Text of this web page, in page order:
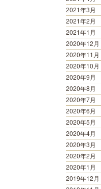
2021年3月
2021年2月
2021年1月
2020年12月
2020年11月
2020年10月
2020年9月
2020年8月
2020年7月
2020年6月
2020年5月
2020年4月
2020年3月
2020年2月
2020年1月
2019年12月